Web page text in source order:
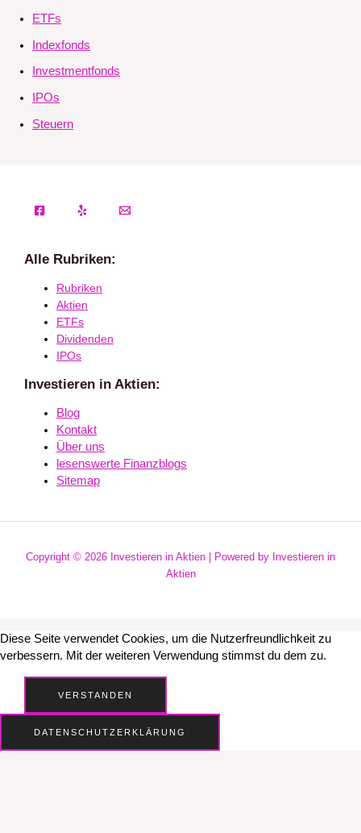
ETFs
Indexfonds
Investmentfonds
IPOs
Steuern
Alle Rubriken:
Rubriken
Aktien
ETFs
Dividenden
IPOs
Investieren in Aktien:
Blog
Kontakt
Über uns
lesenswerte Finanzblogs
Sitemap
Copyright © 2026 Investieren in Aktien | Powered by Investieren in
Aktien
Diese Seite verwendet Cookies, um die Nutzerfreundlichkeit zu
verbessern. Mit der weiteren Verwendung stimmst du dem zu.
VERSTANDEN
DATENSCHUTZERKLÄRUNG